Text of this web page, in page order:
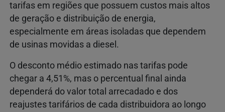
tarifas em regiões que possuem custos mais altos
de geração e distribuição de energia,
especialmente em áreas isoladas que dependem
de usinas movidas a diesel.
O desconto médio estimado nas tarifas pode
chegar a 4,51%, mas o percentual final ainda
dependerá do valor total arrecadado e dos
reajustes tarifários de cada distribuidora ao longo